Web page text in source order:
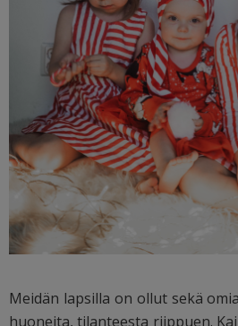
Meidän lapsilla on ollut sekä
huoneita, tilanteesta riippuen.